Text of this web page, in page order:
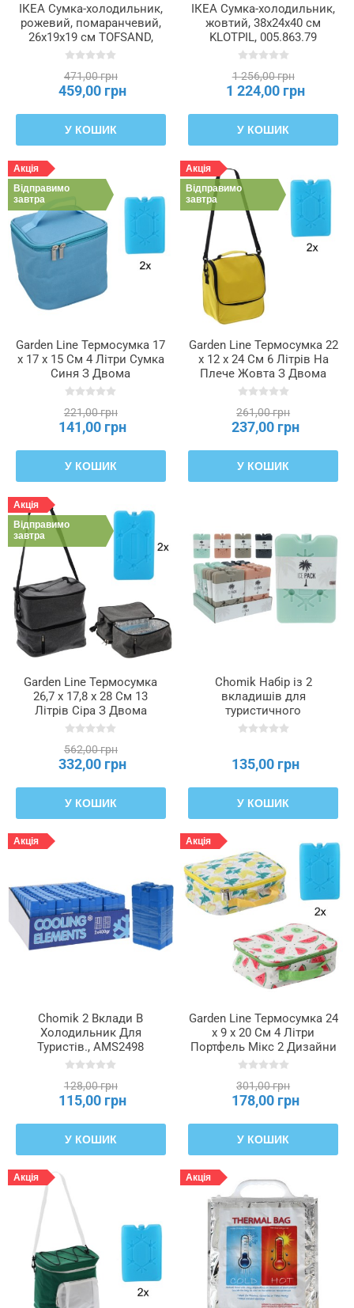
ІКЕА Сумка-холодильник,
рожевий, помаранчевий,
26x19x19 см TOFSAND,
706.195.93
471,00 грн
459,00 грн
У КОШИК
ІКЕА Сумка-холодильник,
жовтий, 38x24x40 см
KLOTPIL, 005.863.79
1 256,00 грн
1 224,00 грн
У КОШИК
Акція
Відправимо
завтра
Garden Line Термосумка 17
x 17 x 15 См 4 Літри Сумка
Синя З Двома
Охолоджувальними
221,00 грн
141,00 грн
У КОШИК
Акція
Відправимо
завтра
Garden Line Термосумка 22
x 12 x 24 См 6 Літрів На
Плече Жовта З Двома
Охолоджуючими
261,00 грн
237,00 грн
У КОШИК
Акція
Відправимо
завтра
Garden Line Термосумка
26,7 x 17,8 x 28 См 13
Літрів Сіра З Двома
Охолоджуючими
562,00 грн
332,00 грн
У КОШИК
Chomik Набір із 2
вкладишів для
туристичного
холодильника, AMS7375
135,00 грн
У КОШИК
Акція
Chomik 2 Вклади В
Холодильник Для
Туристів., AMS2498
128,00 грн
115,00 грн
У КОШИК
Акція
Garden Line Термосумка 24
x 9 x 20 См 4 Літри
Портфель Мікс 2 Дизайни
З Двома Охолоджуючими
301,00 грн
178,00 грн
У КОШИК
Акція Акція